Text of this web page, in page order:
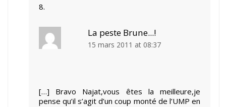
La peste Brune...!
15 mars 2011 at 08:37
[…] Bravo Najat,vous êtes la meilleure,je
pense qu’il s’agit d’un coup monté de l’UMP en